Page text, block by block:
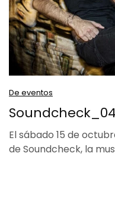
De eventos
Soundcheck_04
El sábado 15 de
de Soundcheck, la